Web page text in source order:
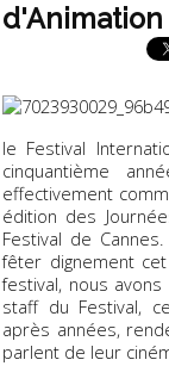
d'Animation
le Festival
cinquantième
effectivement
édition des
Festival de Cannes.
fêter dignement
festival, nous
staff du Festival,
après années,
parlent de leur